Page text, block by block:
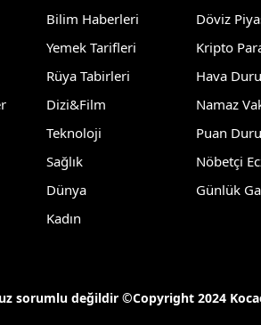
İzmir
Kastamonu
Kayseri
Kırklareli
Bilim Haberleri
Yemek Tarifleri
Rüya Tabirleri
Dizi&Film
Teknoloji
Sağlık
Dünya
Kadın
Döviz
Kripto
Hava
Namaz
Puan
Nöbetçi
Günlük
sorumlu değildir ©Copyright 2024